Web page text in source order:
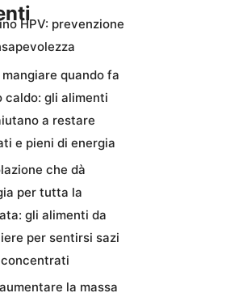
HPV: prevenzione
mangiare quando fa
caldo: gli alimenti
a restare
e pieni di energia
che dà
per tutta la
gli alimenti da
per sentirsi sazi
la massa